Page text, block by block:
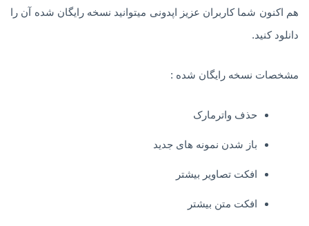
هم اکنون شما کاربران عزیز اپدونی میتوانید نسخه رایگان شده آن را
دانلود کنید.
مشخصات نسخه رایگان شده :
حذف واترمارک
باز شدن نمونه های جدید
افکت تصاویر بیشتر
افکت متن بیشتر